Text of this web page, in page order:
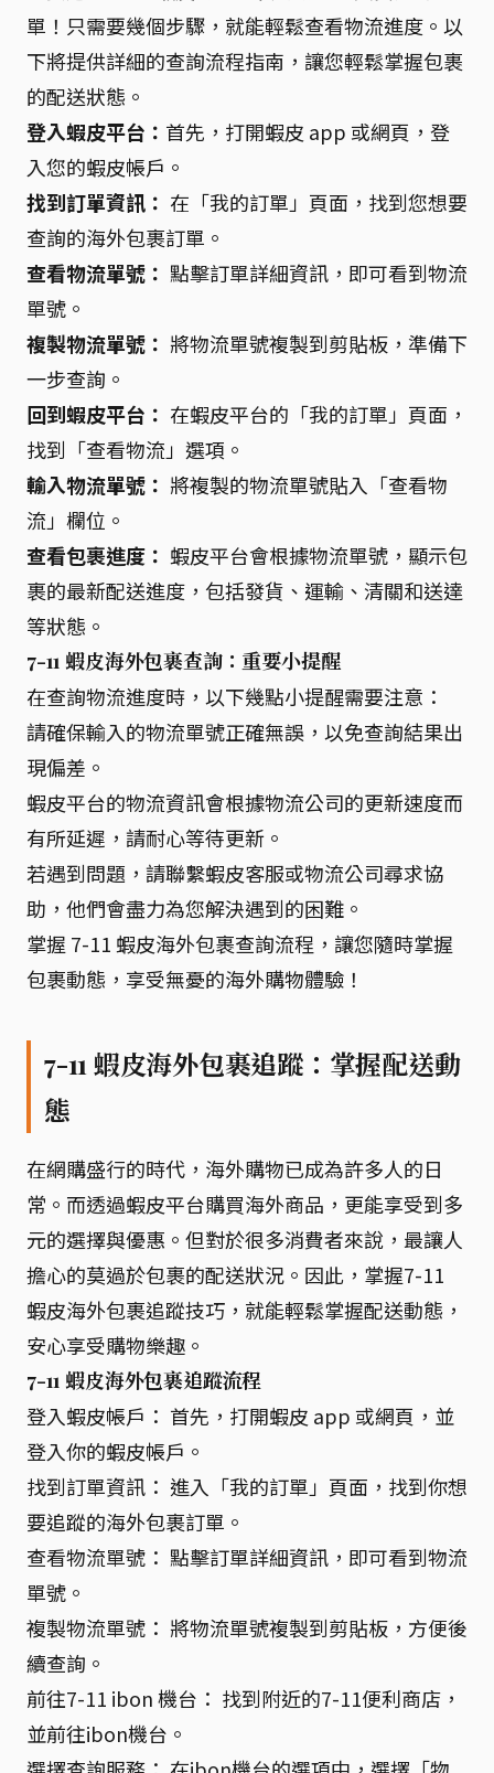
單！只需要幾個步驟，就能輕鬆查看物流進度。以
下將提供詳細的查詢流程指南，讓您輕鬆掌握包裹
的配送狀態。
登入蝦皮平台： 首先，打開蝦皮 app 或網頁，登
入您的蝦皮帳戶。
找到訂單資訊： 在「我的訂單」頁面，找到您想要
查詢的海外包裹訂單。
查看物流單號： 點擊訂單詳細資訊，即可看到物流
單號。
複製物流單號： 將物流單號複製到剪貼板，準備下
一步查詢。
回到蝦皮平台： 在蝦皮平台的「我的訂單」頁面，
找到「查看物流」選項。
輸入物流單號： 將複製的物流單號貼入「查看物
流」欄位。
查看包裹進度： 蝦皮平台會根據物流單號，顯示包
裹的最新配送進度，包括發貨、運輸、清關和送達
等狀態。
7-11 蝦皮海外包裹查詢：重要小提醒
在查詢物流進度時，以下幾點小提醒需要注意：
請確保輸入的物流單號正確無誤，以免查詢結果出
現偏差。
蝦皮平台的物流資訊會根據物流公司的更新速度而
有所延遲，請耐心等待更新。
若遇到問題，請聯繫蝦皮客服或物流公司尋求協
助，他們會盡力為您解決遇到的困難。
掌握 7-11 蝦皮海外包裹查詢流程，讓您隨時掌握
包裹動態，享受無憂的海外購物體驗！
7-11 蝦皮海外包裹追蹤：掌握配送動
態
在網購盛行的時代，海外購物已成為許多人的日
常。而透過蝦皮平台購買海外商品，更能享受到多
元的選擇與優惠。但對於很多消費者來說，最讓人
擔心的莫過於包裹的配送狀況。因此，掌握7-11
蝦皮海外包裹追蹤技巧，就能輕鬆掌握配送動態，
安心享受購物樂趣。
7-11 蝦皮海外包裹追蹤流程
登入蝦皮帳戶： 首先，打開蝦皮 app 或網頁，並
登入你的蝦皮帳戶。
找到訂單資訊： 進入「我的訂單」頁面，找到你想
要追蹤的海外包裹訂單。
查看物流單號： 點擊訂單詳細資訊，即可看到物流
單號。
複製物流單號： 將物流單號複製到剪貼板，方便後
續查詢。
前往7-11 ibon 機台： 找到附近的7-11便利商店，
並前往ibon機台。